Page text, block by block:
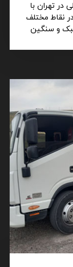
در تهران با
نقاط مختلف
و سنگین